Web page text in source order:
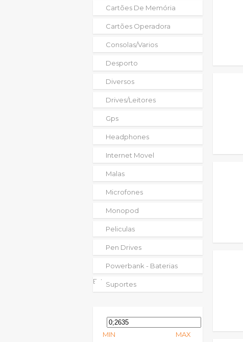
Cartões De Memória
Cartões Operadora
Consolas/varios
Desporto
Diversos
Drives/leitores
Gps
Headphones
Internet Movel
Malas
Microfones
Monopod
Peliculas
Pen Drives
Powerbank - Baterias
ExternasSuportes
MIN MAX